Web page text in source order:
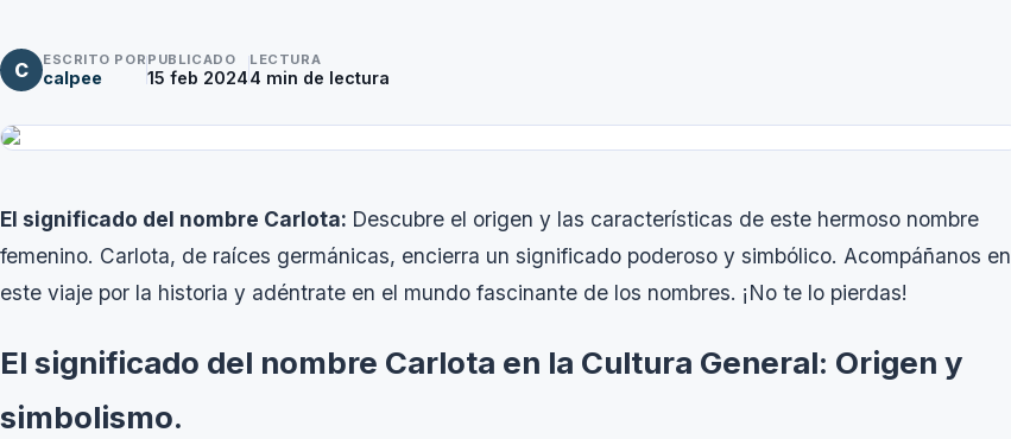
C ESCRITO POR
calpee
PUBLICADO
15 feb 2024
LECTURA
4 min de lectura
El significado del nombre Carlota: Descubre el origen y las características de este hermoso nombre
femenino. Carlota, de raíces germánicas, encierra un significado poderoso y simbólico. Acompáñanos en
este viaje por la historia y adéntrate en el mundo fascinante de los nombres. ¡No te lo pierdas!
El significado del nombre Carlota en la Cultura General: Origen y
simbolismo.